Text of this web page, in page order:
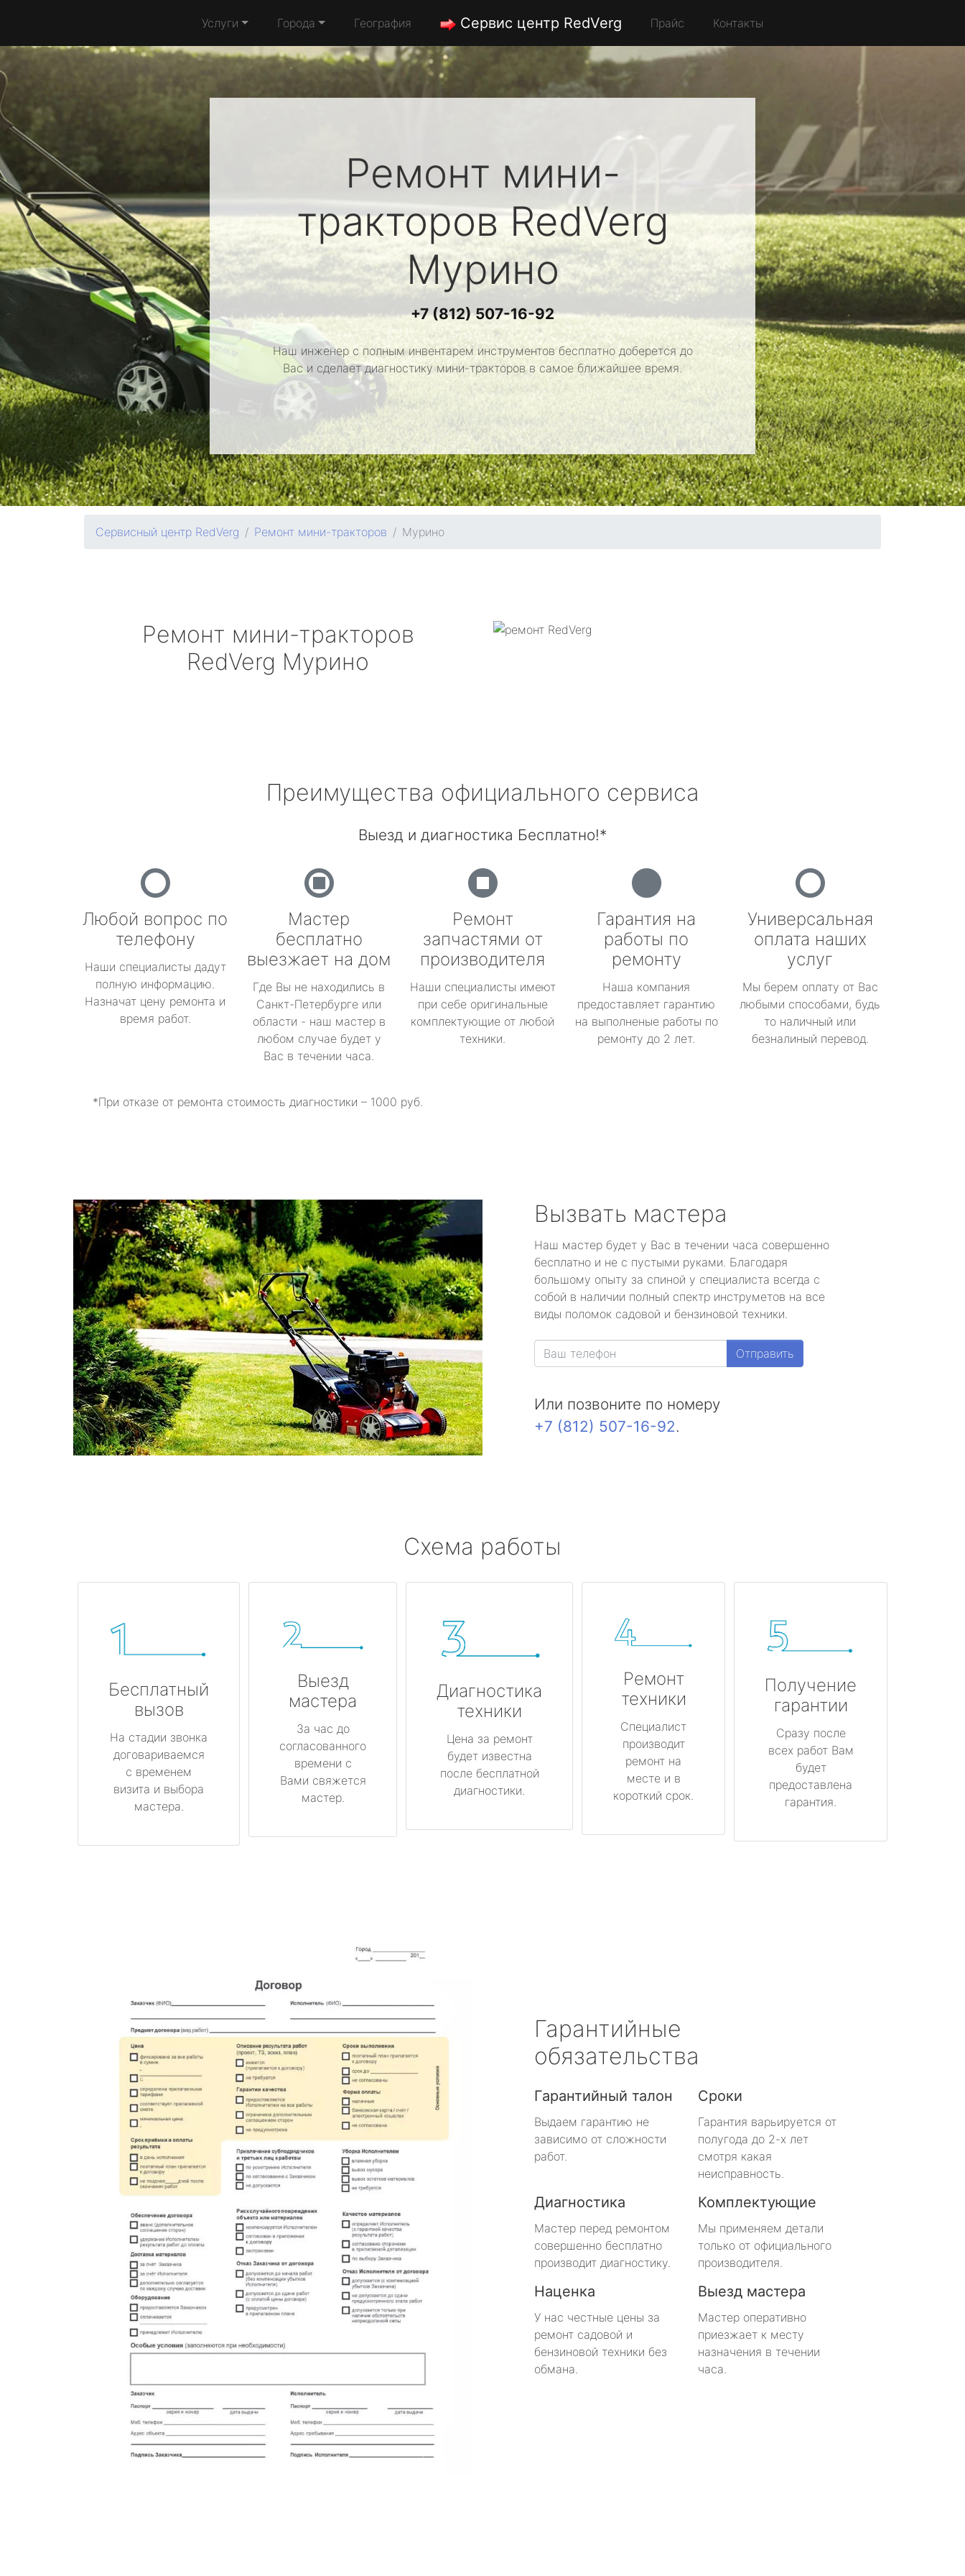
Услуги Города География Сервис центр RedVerg Прайс Контакты
Ремонт мини-
тракторовRedVerg
Мурино
+7 (812) 507-16-92
Наш инженер с полным инвентарем инструментов бесплатно доберется до
Вас и сделает диагностику мини-тракторов в самое ближайшее время.
Сервисный центр RedVerg Ремонт мини-тракторов Мурино
Ремонт мини-тракторов
RedVerg Мурино
Преимущества официального сервиса
Выезд и диагностика Бесплатно!*
Любой вопрос по
телефону
Наши специалисты дадут
полную информацию.
Назначат цену ремонта и
время работ.
Мастер
бесплатно
выезжает на дом
Где Вы не находились в
Санкт-Петербурге или
области - наш мастер в
любом случае будет у
Вас в течении часа.
Ремонт
запчастями от
производителя
Наши специалисты имеют
при себе оригинальные
комплектующие от любой
техники.
Гарантия на
работы по
ремонту
Наша компания
предоставляет гарантию
на выполненые работы по
ремонту до 2 лет.
Универсальная
оплата наших
услуг
Мы берем оплату от Вас
любыми способами, будь
то наличный или
безналиный перевод.
*При отказе от ремонта стоимость диагностики – 1000 руб.
Вызвать мастера
Наш мастер будет у Вас в течении часа совершенно
бесплатно и не с пустыми руками. Благодаря
большому опыту за спиной у специалиста всегда с
собой в наличии полный спектр инструметов на все
виды поломок садовой и бензиновой техники.
Отправить
Или позвоните по номеру
+7 (812) 507-16-92.
Схема работы
Бесплатный
вызов
На стадии звонка
договариваемся
с временем
визита и выбора
мастера.
Выезд
мастера
За час до
согласованного
времени с
Вами свяжется
мастер.
Диагностика
техники
Цена за ремонт
будет известна
после бесплатной
диагностики.
Ремонт
техники
Специалист
производит
ремонт на
месте и в
короткий срок.
Получение
гарантии
Сразу после
всех работ Вам
будет
предоставлена
гарантия.
Гарантийные
обязательства
Гарантийный талон
Выдаем гарантию не
зависимо от сложности
работ.
Сроки
Гарантия варьируется от
полугода до 2-х лет
смотря какая
неисправность.
Диагностика
Мастер перед ремонтом
совершенно бесплатно
производит диагностику.
Комплектующие
Мы применяем детали
только от официального
производителя.
Наценка
У нас честные цены за
ремонт садовой и
бензиновой техники без
обмана.
Выезд мастера
Мастер оперативно
приезжает к месту
назначения в течении
часа.